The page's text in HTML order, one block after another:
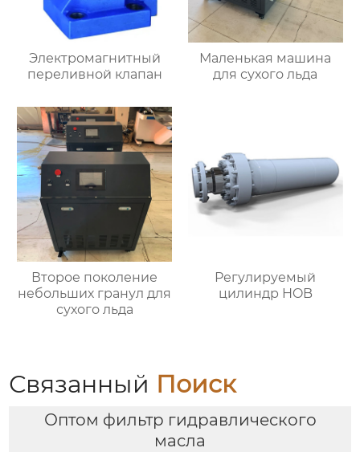
Электромагнитный
переливной клапан
Маленькая машина
для сухого льда
Второе поколение
небольших гранул для
сухого льда
Регулируемый
цилиндр HOB
Связанный Поиск
Оптом фильтр гидравлического
масла